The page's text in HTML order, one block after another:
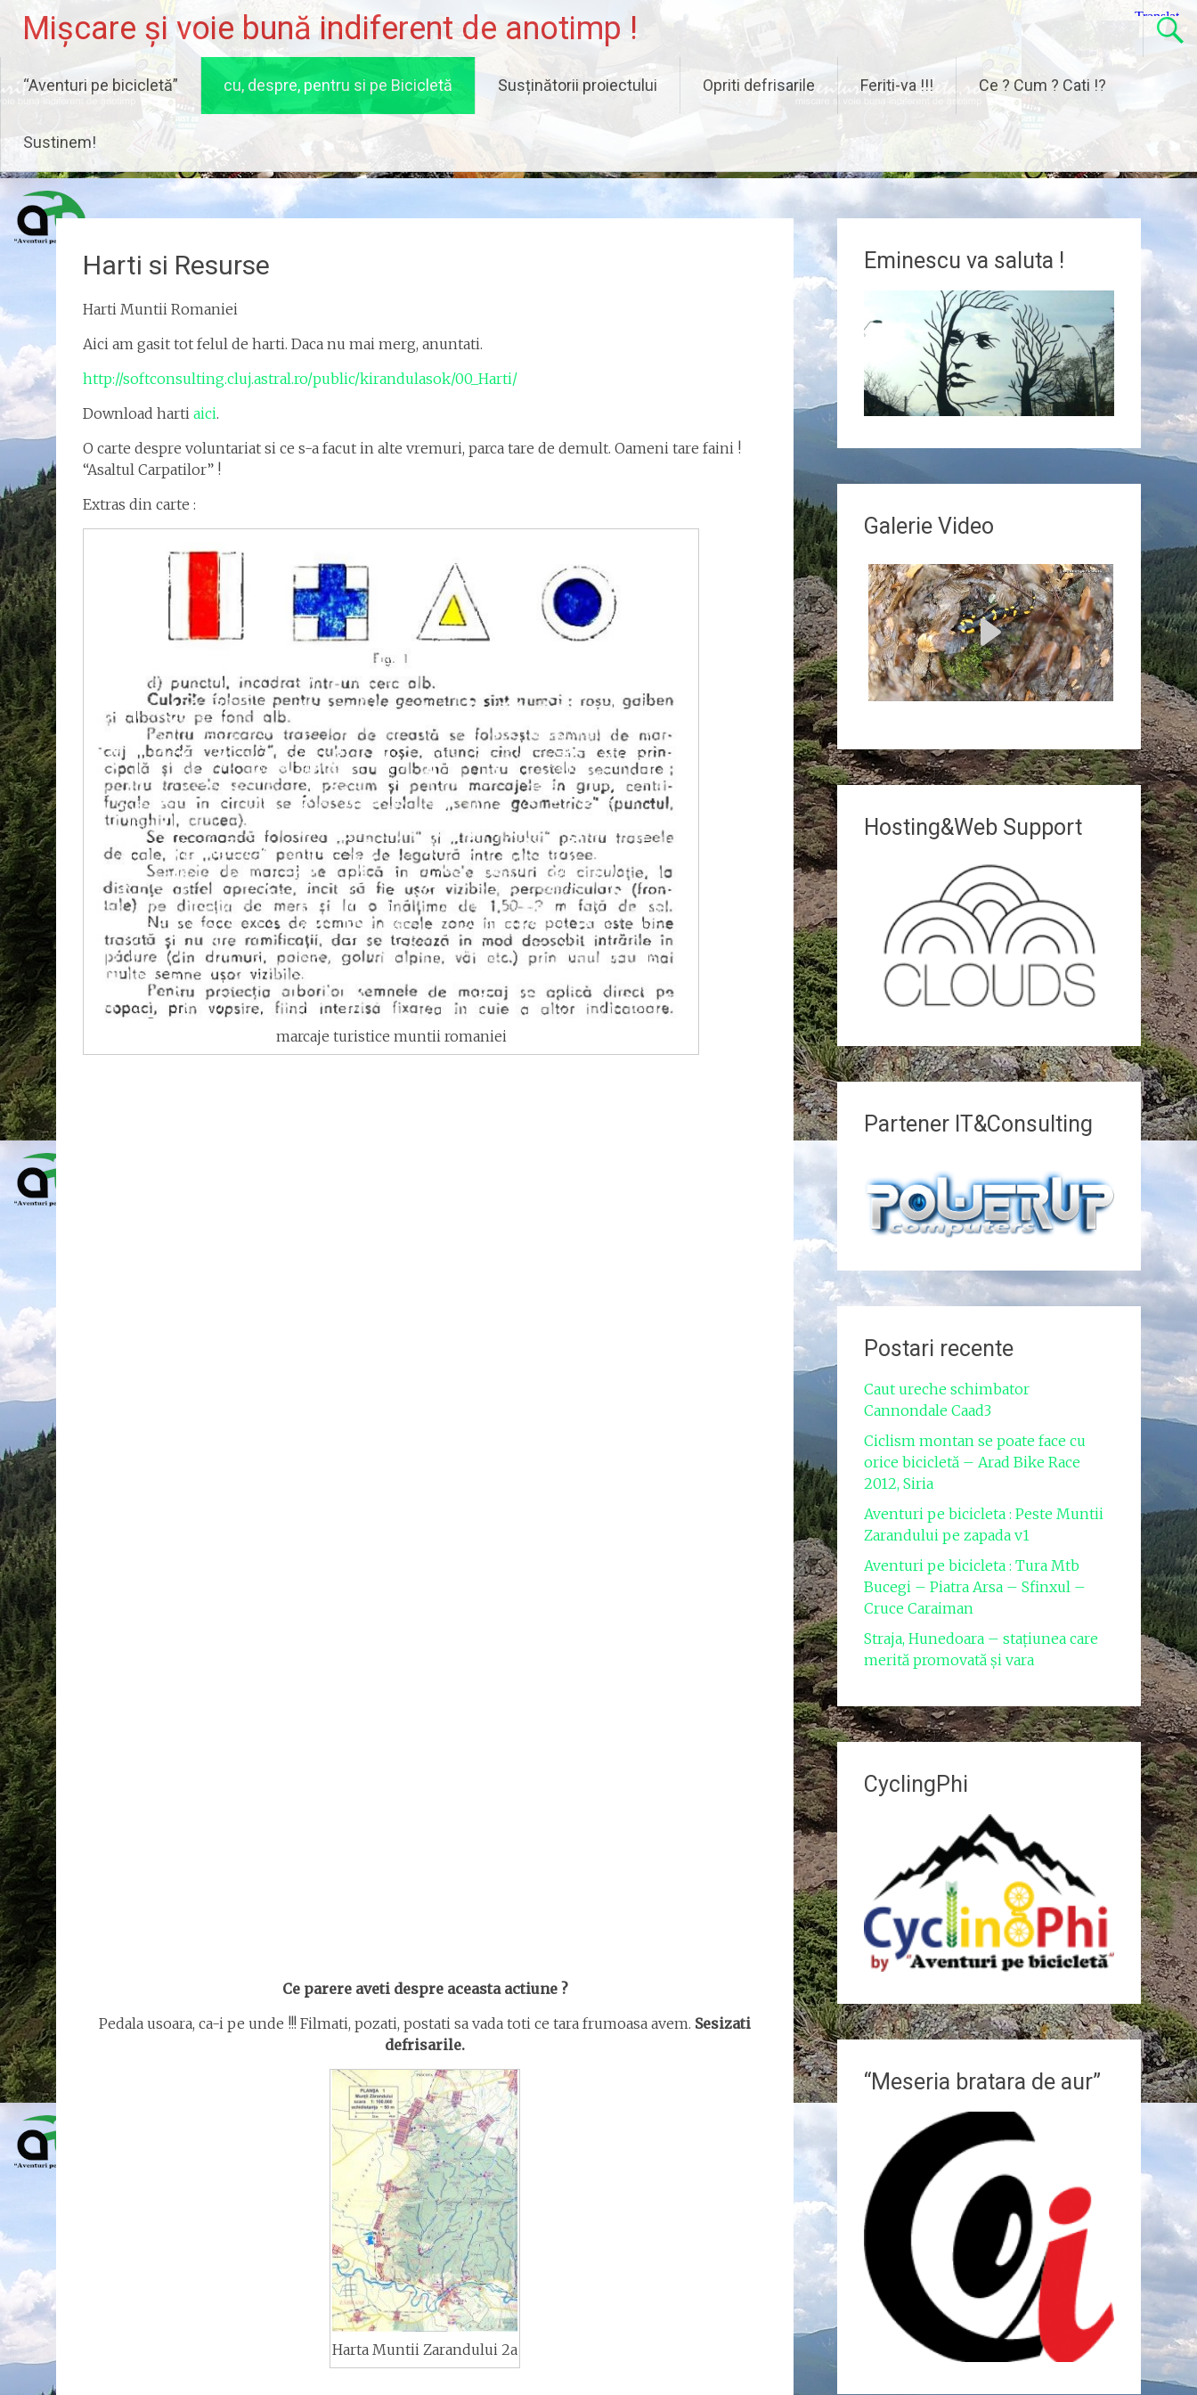
content
Mișcare și voie bună indiferent de anotimp !
“Aventuri pe bicicletă” cu, despre, pentru si pe Bicicletă Susținătorii proiectului Opriti defrisarile Feriti-va !!! Ce ? Cum ? Cati !?
Sustinem!
Harti si Resurse
Harti Muntii Romaniei
Aici am gasit tot felul de harti. Daca nu mai merg, anuntati.
http://softconsulting.cluj.astral.ro/public/kirandulasok/00_Harti/
Download harti aici.
O carte despre voluntariat si ce s-a facut in alte vremuri, parca tare de demult. Oameni tare faini !
“Asaltul Carpatilor” !
Extras din carte :
marcaje turistice muntii romaniei
Ce parere aveti despre aceasta actiune ?
Pedala usoara, ca-i pe unde !!! Filmati, pozati, postati sa vada toti ce tara frumoasa avem. Sesizati
defrisarile.
Harta Muntii Zarandului 2a
Eminescu va saluta !
Galerie Video
Hosting&Web Support
Partener IT&Consulting
Postari recente
Caut ureche schimbator
Cannondale Caad3
Ciclism montan se poate face cu
orice bicicletă – Arad Bike Race
2012, Siria
Aventuri pe bicicleta : Peste Muntii
Zarandului pe zapada v1
Aventuri pe bicicleta : Tura Mtb
Bucegi – Piatra Arsa – Sfinxul –
Cruce Caraiman
Straja, Hunedoara – stațiunea care
merită promovată și vara
CyclingPhi
“Meseria bratara de aur”